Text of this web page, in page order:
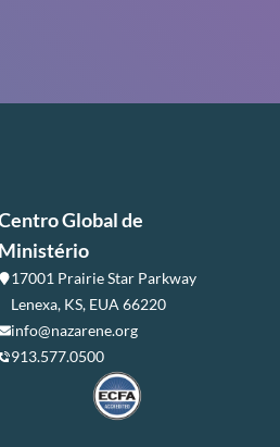
Global de
Ministério
17001 Prairie Star Parkway
Lenexa, KS, EUA 66220
info@nazarene.org
913.577.0500